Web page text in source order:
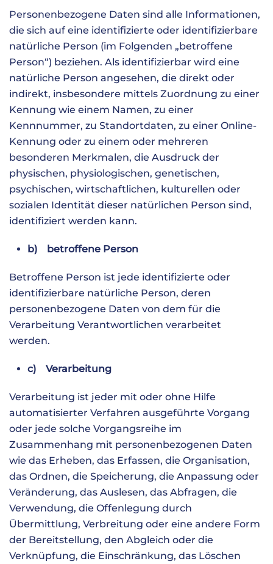
Personenbezogene Daten sind alle Informationen,
die sich auf eine identifizierte oder identifizierbare
natürliche Person (im Folgenden „betroffene
Person“) beziehen. Als identifizierbar wird eine
natürliche Person angesehen, die direkt oder
indirekt, insbesondere mittels Zuordnung zu einer
Kennung wie einem Namen, zu einer
Kennnummer, zu Standortdaten, zu einer Online-
Kennung oder zu einem oder mehreren
besonderen Merkmalen, die Ausdruck der
physischen, physiologischen, genetischen,
psychischen, wirtschaftlichen, kulturellen oder
sozialen Identität dieser natürlichen Person sind,
identifiziert werden kann.
b) betroffene Person
Betroffene Person ist jede identifizierte oder
identifizierbare natürliche Person, deren
personenbezogene Daten von dem für die
Verarbeitung Verantwortlichen verarbeitet
werden.
c) Verarbeitung
Verarbeitung ist jeder mit oder ohne Hilfe
automatisierter Verfahren ausgeführte Vorgang
oder jede solche Vorgangsreihe im
Zusammenhang mit personenbezogenen Daten
wie das Erheben, das Erfassen, die Organisation,
das Ordnen, die Speicherung, die Anpassung oder
Veränderung, das Auslesen, das Abfragen, die
Verwendung, die Offenlegung durch
Übermittlung, Verbreitung oder eine andere Form
der Bereitstellung, den Abgleich oder die
Verknüpfung, die Einschränkung, das Löschen